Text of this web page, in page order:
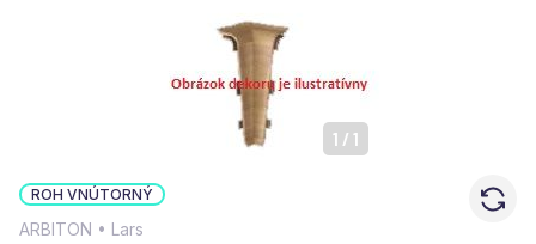
1 / 1
ROH VNÚTORNÝ
ARBITON • Lars